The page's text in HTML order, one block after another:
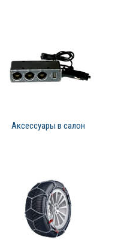
Аксессуары в салон